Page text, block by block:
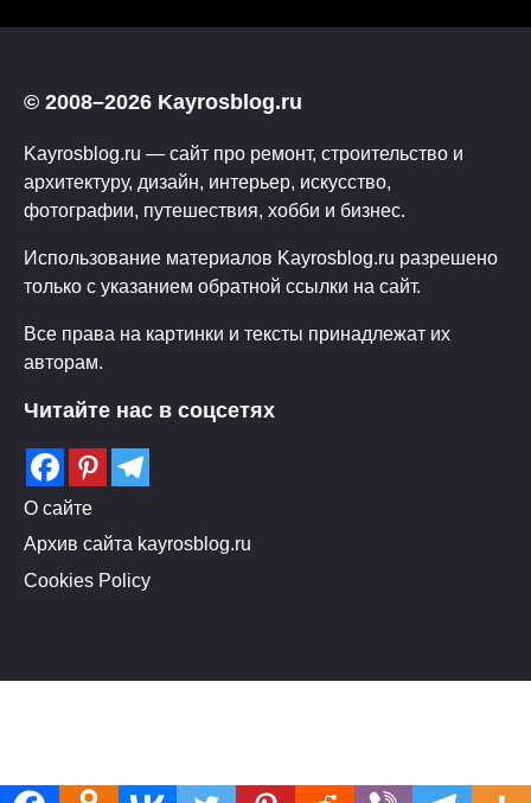
© 2008–2026 Kayrosblog.ru
Kayrosblog.ru — сайт про ремонт, строительство и
архитектуру, дизайн, интерьер, искусство,
фотографии, путешествия, хобби и бизнес.
Использование материалов Kayrosblog.ru разрешено
только с указанием обратной ссылки на сайт.
Все права на картинки и тексты принадлежат их
авторам.
Читайте нас в соцсетях
О сайте
Архив сайта kayrosblog.ru
Cookies Policy